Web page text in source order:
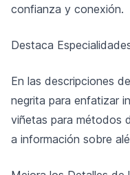
confianza y conexión.
Destaca
En las descripciones
negrita para enfatizar
viñetas para métodos
a información sobre